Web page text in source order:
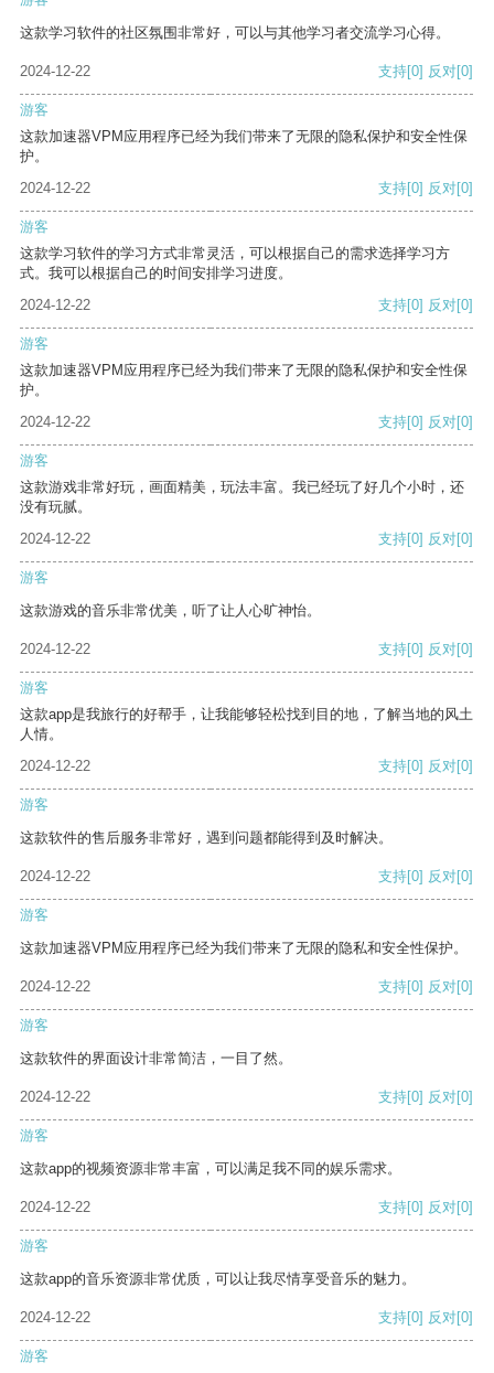
这款学习软件的社区氛围非常好，可以与其他学习者交流学习心得。
2024-12-22 支持[0] 反对[0]
游客
这款加速器VPM应用程序已经为我们带来了无限的隐私保护和安全性保
护。
2024-12-22
支持[0] 反对[0]
游客
这款学习软件的学习方式非常灵活，可以根据自己的需求选择学习方
式。我可以根据自己的时间安排学习进度。
2024-12-22
支持[0] 反对[0]
游客
这款加速器VPM应用程序已经为我们带来了无限的隐私保护和安全性保
护。
2024-12-22
支持[0] 反对[0]
游客
这款游戏非常好玩，画面精美，玩法丰富。我已经玩了好几个小时，还
没有玩腻。
2024-12-22
支持[0] 反对[0]
游客
这款游戏的音乐非常优美，听了让人心旷神怡。
2024-12-22 支持[0] 反对[0]
游客
这款app是我旅行的好帮手，让我能够轻松找到目的地，了解当地的风土
人情。
2024-12-22
支持[0] 反对[0]
游客
这款软件的售后服务非常好，遇到问题都能得到及时解决。
2024-12-22 支持[0] 反对[0]
游客
这款加速器VPM应用程序已经为我们带来了无限的隐私和安全性保护。
2024-12-22 支持[0] 反对[0]
游客
这款软件的界面设计非常简洁，一目了然。
2024-12-22 支持[0] 反对[0]
游客
这款app的视频资源非常丰富，可以满足我不同的娱乐需求。
2024-12-22 支持[0] 反对[0]
游客
这款app的音乐资源非常优质，可以让我尽情享受音乐的魅力。
2024-12-22 支持[0] 反对[0]
游客